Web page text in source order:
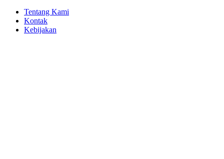
Tentang Kami
Kontak
Kebijakan